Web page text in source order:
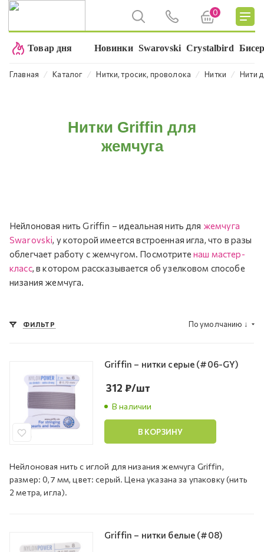
0
Товар дня Новинки Swarovski Crystalbird
Главная ⁄ Каталог ⁄ Нитки, тросик, проволока ⁄ Нитки ⁄ Нити
Нитки Griffin для
жемчуга
Нейлоновая нить Griffin – идеальная нить для жемчуга
Swarovski, у которой имеется встроенная игла, что в разы
облегчает работу с жемчугом. Посмотрите наш мастер-
класс, в котором рассказывается об узелковом способе
низания жемчуга.
ФИЛЬТР По умолчанию ↓
Griffin – нитки серые (#06-GY)
В наличии
312 ₽/шт
В КОРЗИНУ
Нейлоновая нить с иглой для низания жемчуга Griffin,
размер: 0,7 мм, цвет: серый. Цена указана за упаковку (нить
2 метра, игла).
Griffin – нитки белые (#08)